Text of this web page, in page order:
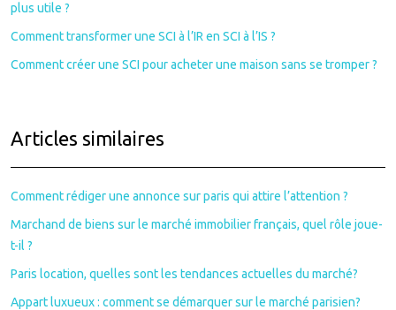
plus utile ?
Comment transformer une SCI à l’IR en SCI à l’IS ?
Comment créer une SCI pour acheter une maison sans se tromper ?
Articles similaires
Comment rédiger une annonce sur paris qui attire l’attention ?
Marchand de biens sur le marché immobilier français, quel rôle joue-
t-il ?
Paris location, quelles sont les tendances actuelles du marché?
Appart luxueux : comment se démarquer sur le marché parisien?